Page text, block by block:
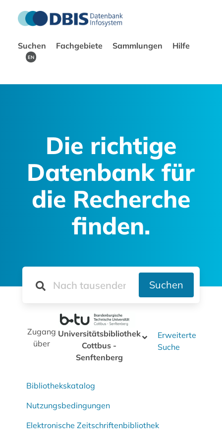
Suchen Fachgebiete Sammlungen Hilfe
EN
Die richtige
Datenbank für
die Recherche
finden.
Suchen
Zugang
über
Universitätsbibliothek
Cottbus -
Senftenberg
Erweiterte
Suche
Bibliothekskatalog
Nutzungsbedingungen
Elektronische Zeitschriftenbibliothek